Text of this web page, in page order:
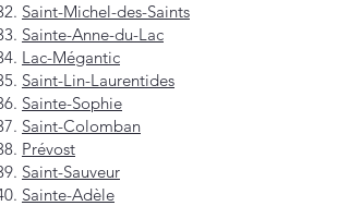
Saint-Michel-des-Saints
Sainte-Anne-du-Lac
Lac-Mégantic
Saint-Lin-Laurentides
Sainte-Sophie
Saint-Colomban
Prévost
Saint-Sauveur
Sainte-Adèle